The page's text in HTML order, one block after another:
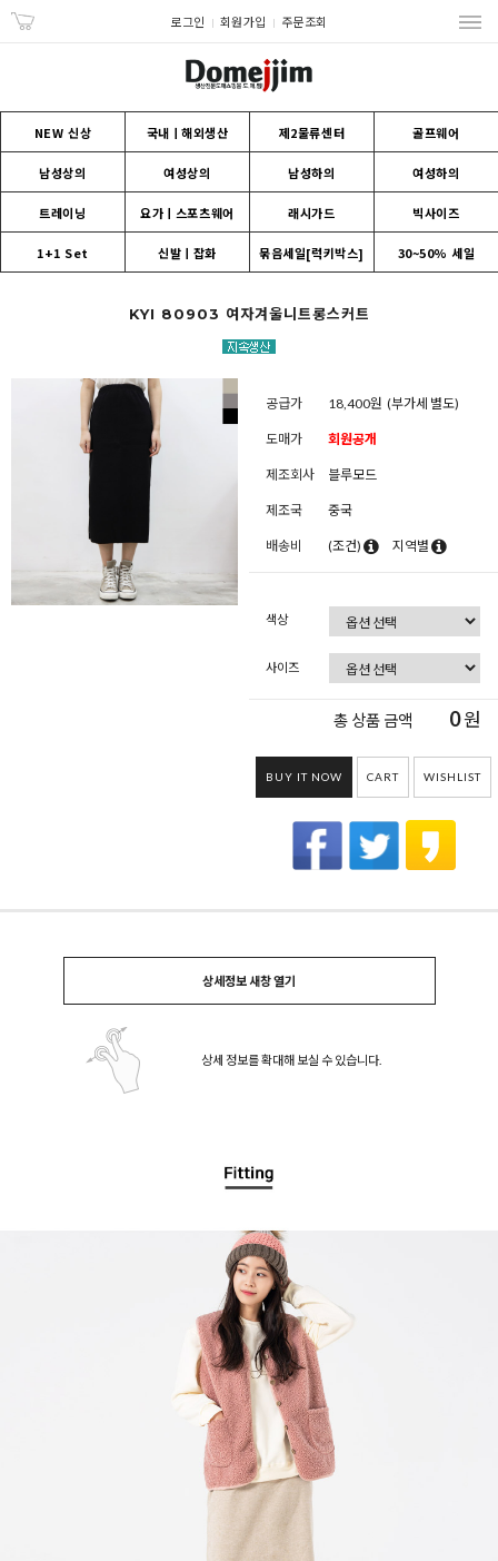
로그인 회원가입 주문조회
NEW 신상 국내ㅣ해외생산 제2물류센터 골프웨어
남성상의 여성상의 남성하의 여성하의
트레이닝 요가ㅣ스포츠웨어 래시가드 빅사이즈
1+1 Set 신발ㅣ잡화 묶음세일[럭키박스] 30~50% 세일
KYI 80903 여자겨울니트롱스커트
공급가 18,400원 (부가세 별도)
도매가 회원공개
제조회사 블루모드
제조국 중국
배송비 (조건) 지역별
색상
사이즈
총 상품 금액 0원
BUY IT NOW CART WISHLIST
상세정보 새창 열기
상세 정보를 확대해 보실 수 있습니다.